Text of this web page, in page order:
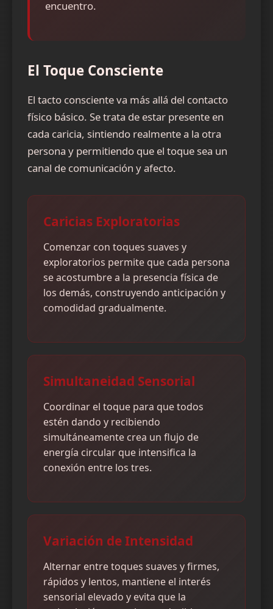
encuentro.
El Toque Consciente
El tacto consciente va más allá del contacto
físico básico. Se trata de estar presente en
cada caricia, sintiendo realmente a la otra
persona y permitiendo que el toque sea un
canal de comunicación y afecto.
Caricias Exploratorias
Comenzar con toques suaves y
exploratorios permite que cada persona
se acostumbre a la presencia física de
los demás, construyendo anticipación y
comodidad gradualmente.
Simultaneidad Sensorial
Coordinar el toque para que todos
estén dando y recibiendo
simultáneamente crea un flujo de
energía circular que intensifica la
conexión entre los tres.
Variación de Intensidad
Alternar entre toques suaves y firmes,
rápidos y lentos, mantiene el interés
sensorial elevado y evita que la